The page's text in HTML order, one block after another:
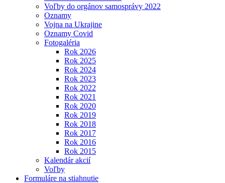
Voľby do orgánov samosprávy 2022
Oznamy
Vojna na Ukrajine
Oznamy Covid
Fotogaléria
Rok 2026
Rok 2025
Rok 2024
Rok 2023
Rok 2022
Rok 2021
Rok 2020
Rok 2019
Rok 2018
Rok 2017
Rok 2016
Rok 2015
Kalendár akcií
Voľby
Formuláre na stiahnutie